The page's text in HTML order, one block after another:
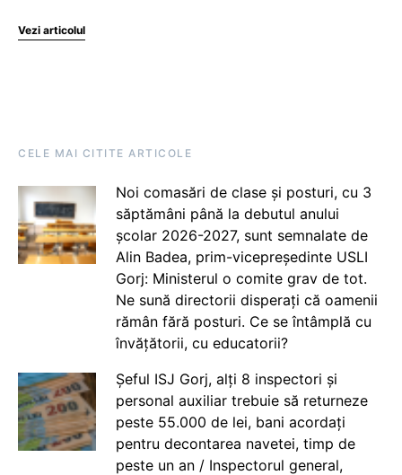
Vezi articolul
CELE MAI CITITE ARTICOLE
Noi comasări de clase și posturi, cu 3
săptămâni până la debutul anului
școlar 2026-2027, sunt semnalate de
Alin Badea, prim-vicepreședinte USLI
Gorj: Ministerul o comite grav de tot.
Ne sună directorii disperați că oamenii
rămân fără posturi. Ce se întâmplă cu
învățătorii, cu educatorii?
Șeful ISJ Gorj, alți 8 inspectori și
personal auxiliar trebuie să returneze
peste 55.000 de lei, bani acordați
pentru decontarea navetei, timp de
peste un an / Inspectorul general,